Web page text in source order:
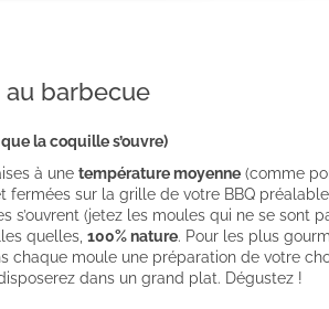
barbecue
la coquille s’ouvre)
à une température moyenne (comme
fermées sur la grille de votre BBQ
s’ouvrent (jetez les moules qui ne se sont
quelles, 100% nature. Pour les plus
chaque moule une préparation de votre
dans un grand plat. Dégustez !